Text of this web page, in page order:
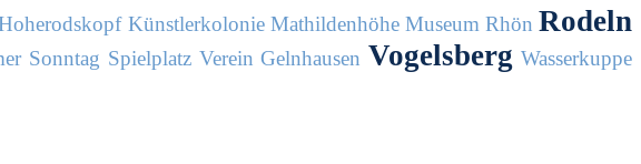
Künstlerkolonie Mathildenhöhe Museum Rhön Rodeln
Sonntag Spielplatz Verein Gelnhausen Vogelsberg Wasserkuppe